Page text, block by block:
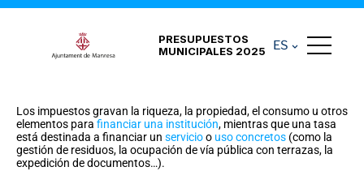
PRESUPUESTOS
MUNICIPALES 2025
ES
Los impuestos gravan la riqueza, la propiedad, el consumo u otros
elementos para financiar una institución, mientras que una tasa
está destinada a financiar un servicioo usoconcretos (como la
gestión de residuos, la ocupación de vía pública con terrazas, la
expedición de documentos…).